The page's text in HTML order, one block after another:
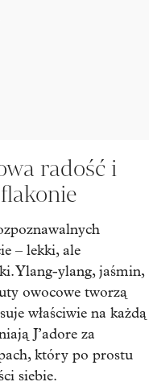
radość i
– lekki, ale
Ylang-ylang, jaśmin,
owocowe tworzą
właściwie na każdą
J’adore za
który po prostu
siebie.